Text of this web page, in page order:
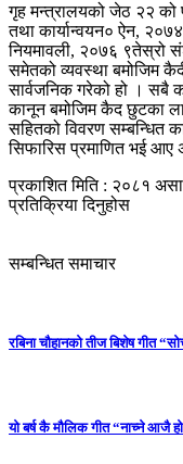
गृह मन्त्रालयको जेठ २२ को
तथा कार्यान्वयन० ऐन,
नियमावली, २०७६ ९तेस्रो
समेतको व्यवस्था बमोजिम
सार्वजनिक गरेको हो । सबै
कानून बमोजिम कैद छुटका
सहितको विवरण सम्बन्धित
सिफारिस प्रमाणित भई आए
प्रकाशित मिति : २०८१
प्रतिक्रिया दिनुहोस
सम्बन्धित समाचार
रबिना चौहानको तीज बिशेष गीत
यो बर्ष कै मौलिक गीत “नाच्ने आजै